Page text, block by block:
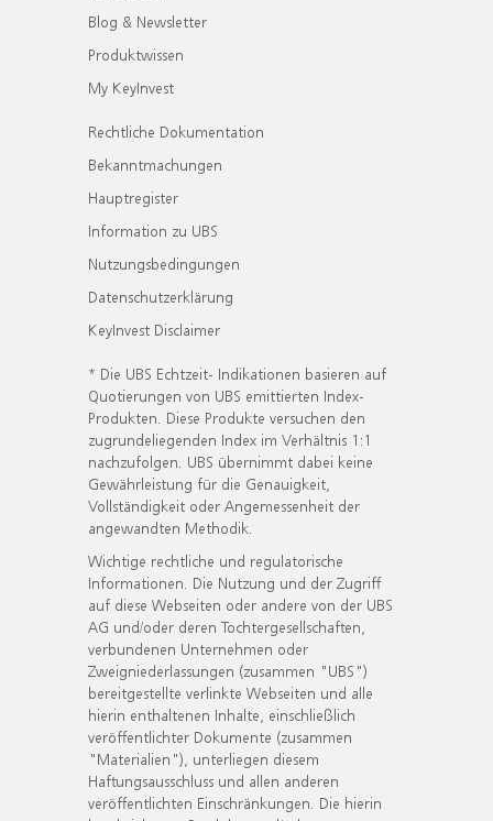
Blog & Newsletter
Produktwissen
My KeyInvest
Rechtliche Dokumentation
Bekanntmachungen
Hauptregister
Information zu UBS
Nutzungsbedingungen
Datenschutzerklärung
KeyInvest Disclaimer
* Die UBS Echtzeit- Indikationen basieren auf
Quotierungen von UBS emittierten Index-
Produkten. Diese Produkte versuchen den
zugrundeliegenden Index im Verhältnis 1:1
nachzufolgen. UBS übernimmt dabei keine
Gewährleistung für die Genauigkeit,
Vollständigkeit oder Angemessenheit der
angewandten Methodik.
Wichtige rechtliche und regulatorische
Informationen. Die Nutzung und der Zugriff
auf diese Webseiten oder andere von der UBS
AG und/oder deren Tochtergesellschaften,
verbundenen Unternehmen oder
Zweigniederlassungen (zusammen "UBS")
bereitgestellte verlinkte Webseiten und alle
hierin enthaltenen Inhalte, einschließlich
veröffentlichter Dokumente (zusammen
"Materialien"), unterliegen diesem
Haftungsausschluss und allen anderen
veröffentlichten Einschränkungen. Die hierin